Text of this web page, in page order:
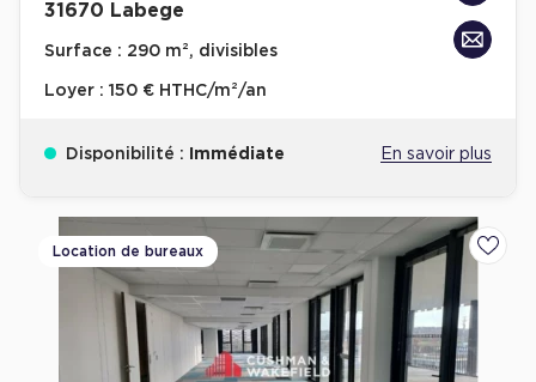
Livrets blancs & Études
31670 Labege
Surface : 290 m², divisibles
Loyer : 150 € HTHC/m²/an
Disponibilité : Immédiate En savoir plus
Location de bureaux